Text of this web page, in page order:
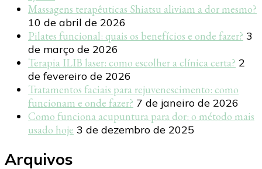
Massagens terapêuticas Shiatsu aliviam a dor mesmo?
10 de abril de 2026
Pilates funcional: quais os benefícios e onde fazer? 3
de março de 2026
Terapia ILIB laser: como escolher a clínica certa? 2
de fevereiro de 2026
Tratamentos faciais para rejuvenescimento: como
funcionam e onde fazer? 7 de janeiro de 2026
Como funciona acupuntura para dor: o método mais
usado hoje 3 de dezembro de 2025
Arquivos